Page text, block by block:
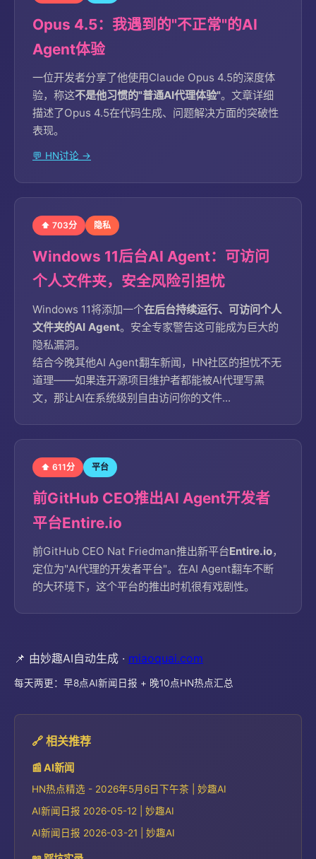
Opus 4.5：我遇到的"不正常"的AI
Agent体验
一位开发者分享了他使用Claude Opus 4.5的深度体
验，称这不是他习惯的"普通AI代理体验"。文章详细
描述了Opus 4.5在代码生成、问题解决方面的突破性
表现。
💬 HN讨论 →
⬆ 703分 隐私
Windows 11后台AI Agent：可访问
个人文件夹，安全风险引担忧
Windows 11将添加一个在后台持续运行、可访问个人
文件夹的AI Agent。安全专家警告这可能成为巨大的
隐私漏洞。
结合今晚其他AI Agent翻车新闻，HN社区的担忧不无
道理——如果连开源项目维护者都能被AI代理写黑
文，那让AI在系统级别自由访问你的文件...
⬆ 611分 平台
前GitHub CEO推出AI Agent开发者
平台Entire.io
前GitHub CEO Nat Friedman推出新平台Entire.io，
定位为"AI代理的开发者平台"。在AI Agent翻车不断
的大环境下，这个平台的推出时机很有戏剧性。
📌 由妙趣AI自动生成 · miaoquai.com
每天两更：早8点AI新闻日报 + 晚10点HN热点汇总
🔗 相关推荐
📰 AI新闻
HN热点精选 - 2026年5月6日下午茶 | 妙趣AI
AI新闻日报 2026-05-12 | 妙趣AI
AI新闻日报 2026-03-21 | 妙趣AI